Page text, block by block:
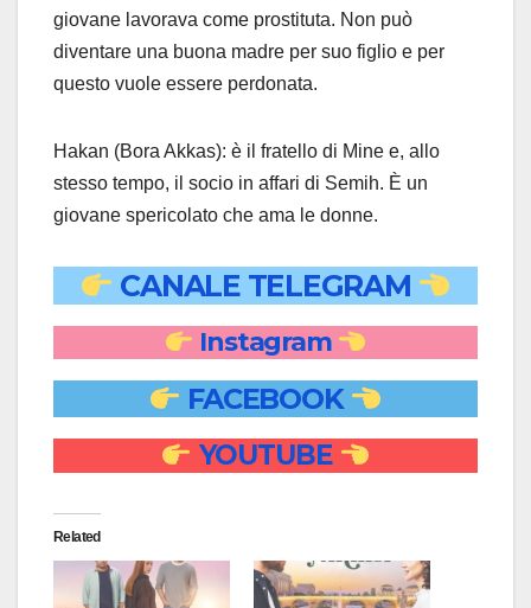
giovane lavorava come prostituta. Non può
diventare una buona madre per suo figlio e per
questo vuole essere perdonata.
Hakan (Bora Akkas): è il fratello di Mine e, allo
stesso tempo, il socio in affari di Semih. È un
giovane spericolato che ama le donne.
CANALE TELEGRAM
Instagram
FACEBOOK
YOUTUBE
Related